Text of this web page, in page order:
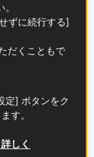
るグルメガ
ずに続行する]
だくこともで
定] ボタンをク
す。
しく